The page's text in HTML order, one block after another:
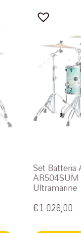
Set Batteria
Ultramarine
€1.026,00